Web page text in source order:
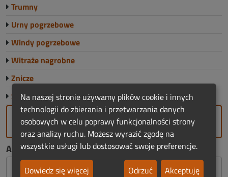
Trumny
Urny pogrzebowe
Windy pogrzebowe
Witraże nagrobne
Znicze
Sklep Funeralny
DODAJ FIRMĘ
AKTUALNOŚCI FUNERALNE:
Na naszej stronie używamy plików cookie i innych
technologii do zbierania i przetwarzania danych
osobowych w celu poprawy funkcjonalności strony
oraz analizy ruchu. Możesz wyrazić zgodę na
wszystkie usługi lub dostosować swoje preferencje.
Dowiedz się więcej
Odrzuć Akceptuję